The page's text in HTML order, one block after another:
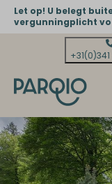
Let op! U belegt
vergunningplicht